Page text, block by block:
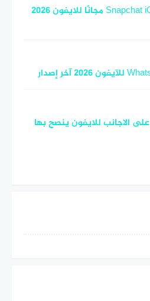
سناب شات – تنزيل Snapchat iOS مجانًا للايفون 2026
الاجانب للايفون ينصح بها